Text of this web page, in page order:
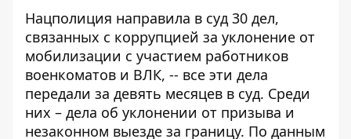
Нацполиция направила в суд 30 дел,
связанных с коррупцией за уклонение от
мобилизации с участием работников
военкоматов и ВЛК, -- все эти дела
передали за девять месяцев в суд. Среди
них – дела об уклонении от призыва и
незаконном выезде за границу. По данным